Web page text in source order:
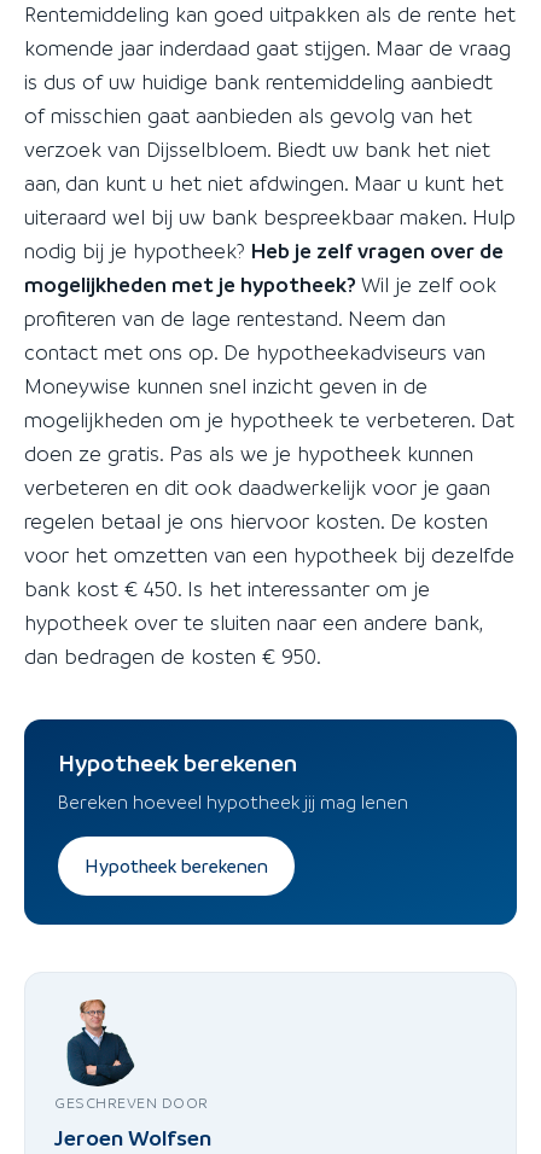
Rentemiddeling kan goed uitpakken als de rente het
komende jaar inderdaad gaat stijgen. Maar de vraag
is dus of uw huidige bank rentemiddeling aanbiedt
of misschien gaat aanbieden als gevolg van het
verzoek van Dijsselbloem. Biedt uw bank het niet
aan, dan kunt u het niet afdwingen. Maar u kunt het
uiteraard wel bij uw bank bespreekbaar maken. Hulp
nodig bij je hypotheek? Heb je zelf vragen over de
mogelijkheden met je hypotheek? Wil je zelf ook
profiteren van de lage rentestand. Neem dan
contact met ons op. De hypotheekadviseurs van
Moneywise kunnen snel inzicht geven in de
mogelijkheden om je hypotheek te verbeteren. Dat
doen ze gratis. Pas als we je hypotheek kunnen
verbeteren en dit ook daadwerkelijk voor je gaan
regelen betaal je ons hiervoor kosten. De kosten
voor het omzetten van een hypotheek bij dezelfde
bank kost € 450. Is het interessanter om je
hypotheek over te sluiten naar een andere bank,
dan bedragen de kosten € 950.
Hypotheek berekenen
Bereken hoeveel hypotheek jij mag lenen
Hypotheek berekenen
GESCHREVEN DOOR
Jeroen Wolfsen